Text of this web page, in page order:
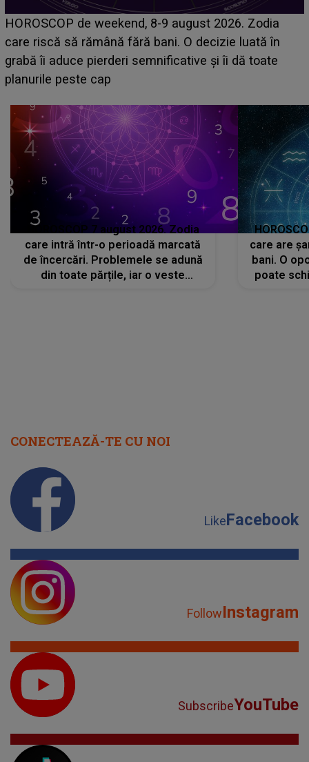
Emanuel a ținut ACEST DETALIU ASCUNS până
acum! În fața Alexandrei, concurentul din Casa Iubirii
face o MĂRTURISIRE NEAȘTEPTATĂ despre mama
sa: "I-am spus și ei în față, eu nu te iubesc pentru
HOROSCOP 7 august 2026. Zodia
care intră într-o perioadă marcată
de încercări. Problemele se adună
din toate părțile, iar o veste
care are
bani. O
poate
CONECTEAZĂ-TE CU NOI
LikeFacebook
FollowInstagram
SubscribeYouTube